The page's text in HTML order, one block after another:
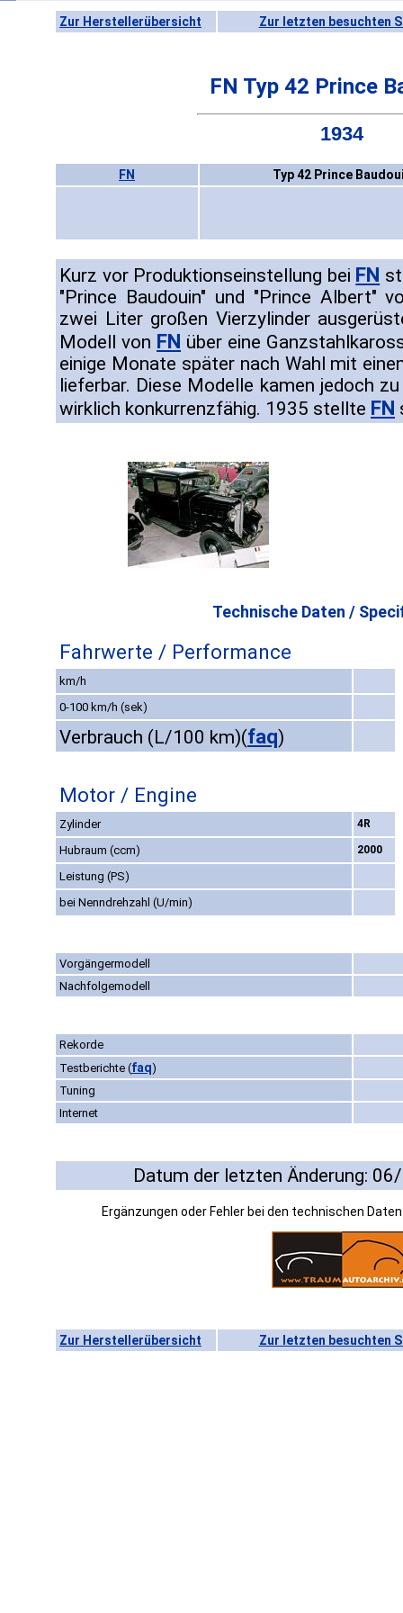
Zur Herstellerübersicht Zur letzten besuchten
FN Typ 42 Prince
1934
FN Typ 42 Prince
Kurz vor Produktionseinstellung bei FN
"Prince Baudouin" und "Prince Albert"
zwei Liter großen Vierzylinder
Modell von FN über eine
einige Monate später nach Wahl mit
lieferbar. Diese Modelle kamen jedoch
wirklich konkurrenzfähig. 1935 stellte FN
Technische Daten /
Fahrwerte / Performance
km/h
0-100 km/h (sek)
Verbrauch (L/100 km)(faq)
Motor / Engine
Zylinder 4R
Hubraum (ccm) 2000
Leistung (PS)
bei Nenndrehzahl (U/min)
Vorgängermodell
Nachfolgemodell
Rekorde
Testberichte (faq)
Tuning
Internet
Datum der letzten Änderung:
Ergänzungen oder Fehler bei den technischen
Zur Herstellerübersicht Zur letzten besuchten